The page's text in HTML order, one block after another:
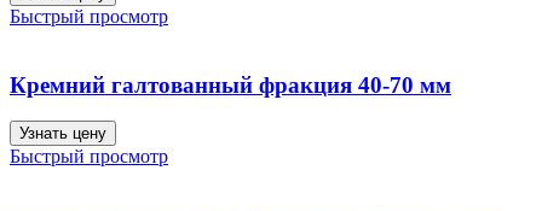
Быстрый просмотр
Кремний галтованный фракция 40-70 мм
Узнать цену
Быстрый просмотр